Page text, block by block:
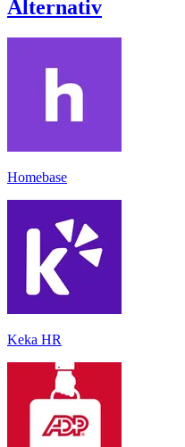
Alternativ
Homebase
Keka HR